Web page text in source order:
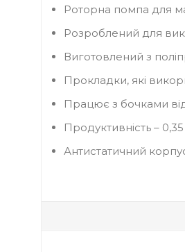
Роторна помпа для
Розроблений для
Виготовлений з
Прокладки, які
Працює з бочками
Продуктивність –
Антистатичний